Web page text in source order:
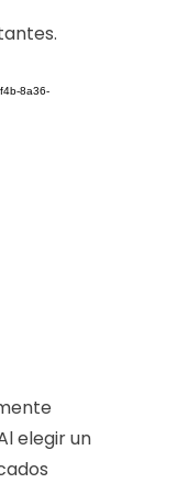
elegir un